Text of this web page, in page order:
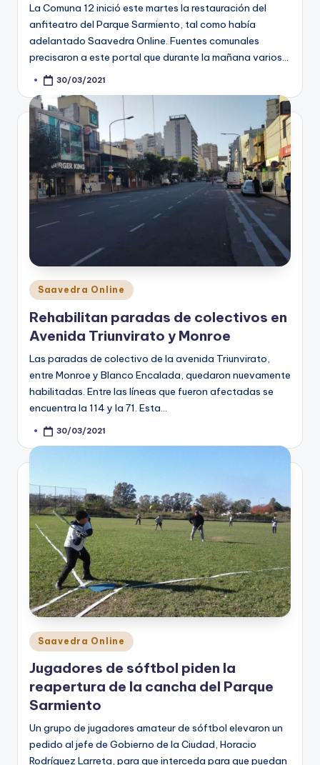
La Comuna 12 inició este martes la restauración del
anfiteatro del Parque Sarmiento, tal como había
adelantado Saavedra Online. Fuentes comunales
precisaron a este portal que durante la mañana varios…
Posted30/03/2021
Posted
Saavedra Online
Rehabilitan paradas de colectivos en
Avenida Triunvirato y Monroe
Las paradas de colectivo de la avenida Triunvirato,
entre Monroe y Blanco Encalada, quedaron nuevamente
habilitadas. Entre las líneas que fueron afectadas se
encuentra la 114 y la 71. Esta…
Posted30/03/2021
Posted
in
Saavedra Online
Jugadores de sóftbol piden la
reapertura de la cancha del Parque
Sarmiento
Un grupo de jugadores amateur de sóftbol elevaron un
pedido al jefe de Gobierno de la Ciudad, Horacio
Rodríguez Larreta, para que interceda para que puedan